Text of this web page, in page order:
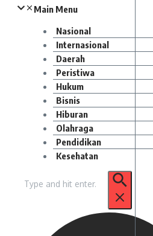
Main Menu
Nasional
Internasional
Daerah
Peristiwa
Hukum
Bisnis
Hiburan
Olahraga
Pendidikan
Kesehatan
untuk: